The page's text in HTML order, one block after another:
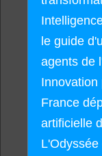
le guide
agents de
Innovation
France
artificielle